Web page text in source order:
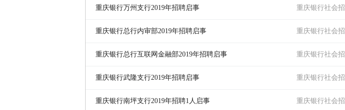
聘
重庆银行万州支行2019年招聘启事 重庆银行社会招
聘
重庆银行总行内审部2019年招聘启事 重庆银行社会招
聘
重庆银行总行互联网金融部2019年招聘启事 重庆银行社会招
聘
重庆银行武隆支行2019年招聘启事 重庆银行社会招
聘
重庆银行南坪支行2019年招聘1人启事 重庆银行社会招